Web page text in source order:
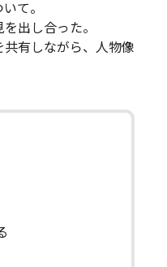
て。
出し合った。
有しながら、人物像
る
できる